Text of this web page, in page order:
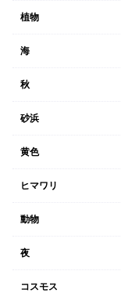
植物
海
秋
砂浜
黄色
ヒマワリ
動物
夜
コスモス